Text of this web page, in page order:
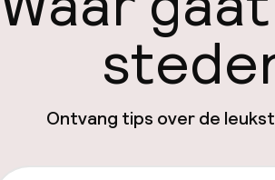
Ontvang tips over de